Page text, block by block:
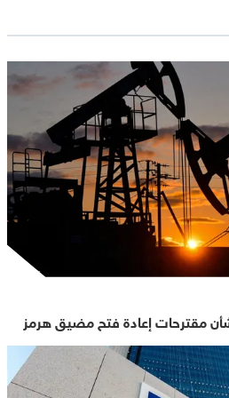
مقترحات إعادة فتح مضيق هرمز